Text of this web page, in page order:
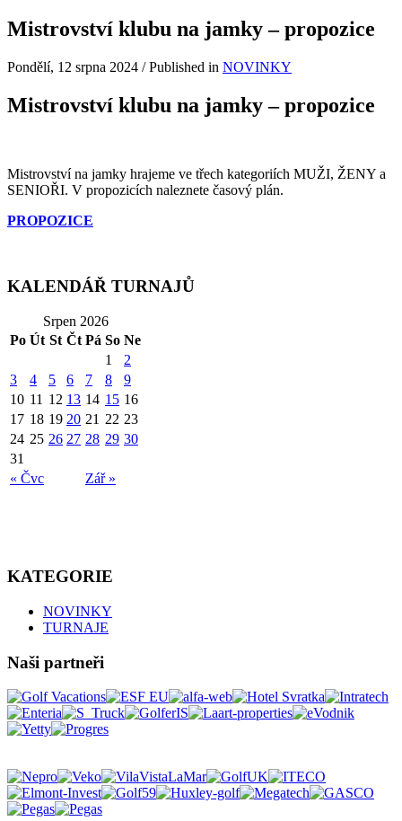
Mistrovství klubu na jamky – propozice
Pondělí, 12 srpna 2024 /Published in NOVINKY
Mistrovství klubu na jamky – propozice
Mistrovství na jamky hrajeme ve třech kategoriích MUŽI, ŽENY a
SENIOŘI. V propozicích naleznete časový plán.
PROPOZICE
KALENDÁŘ TURNAJŮ
Srpen 2026
Po Út St Čt Pá So Ne
« Čvc Zář »
1
2
3
4 5 6 7 8
9
10 11 12 13 14 15 16
17 18 19 20 21 22 23
24 25 26 27 28 29 30
31
KATEGORIE
NOVINKY
TURNAJE
Naši partneři